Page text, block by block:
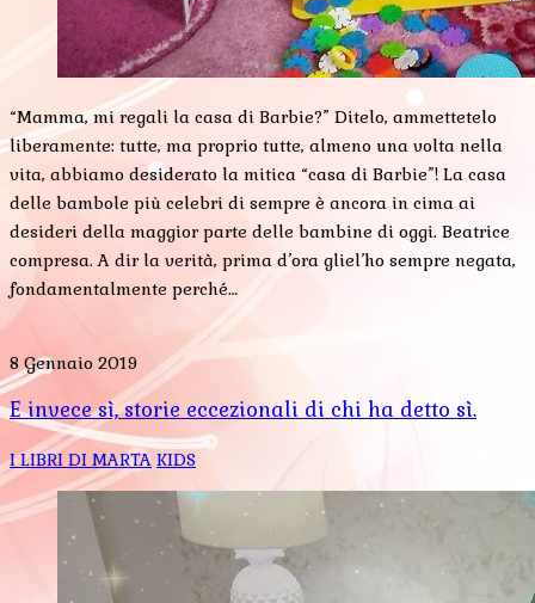
“Mamma, mi regali la casa di Barbie?” Ditelo, ammettetelo
liberamente: tutte, ma proprio tutte, almeno una volta nella
vita, abbiamo desiderato la mitica “casa di Barbie”! La casa
delle bambole più celebri di sempre è ancora in cima ai
desideri della maggior parte delle bambine di oggi. Beatrice
compresa. A dir la verità, prima d’ora gliel’ho sempre negata,
fondamentalmente perché…
8 Gennaio 2019
E invece sì, storie eccezionali di chi ha detto sì.
I LIBRI DI MARTA KIDS